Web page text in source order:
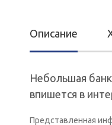
Описание
Небольшая
впишется в
Представленная